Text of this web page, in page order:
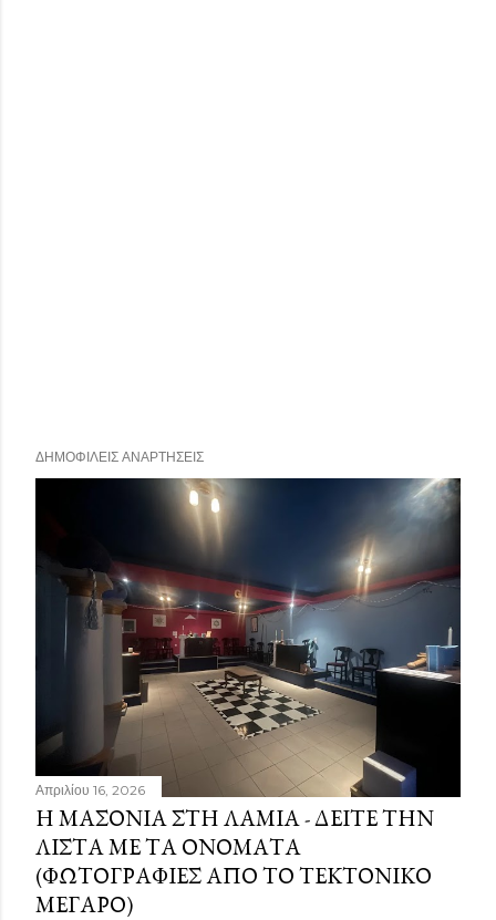
ΔΗΜΟΦΙΛΕΊΣ ΑΝΑΡΤΉΣΕΙΣ
Απριλίου 16, 2026
Η ΜΑΣΟΝΊΑ ΣΤΗ ΛΑΜΊΑ - ΔΕΊΤΕ ΤΗΝ
ΛΊΣΤΑ ΜΕ ΤΑ ΟΝΌΜΑΤΑ
(ΦΩΤΟΓΡΑΦΊΕΣ ΑΠΌ ΤΟ ΤΕΚΤΟΝΙΚΌ
ΜΈΓΑΡΟ)